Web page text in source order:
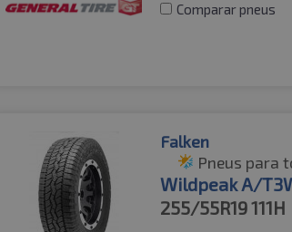
Comparar pneus
Falken
Pneus para
Wildpeak A/
255/55R19111H